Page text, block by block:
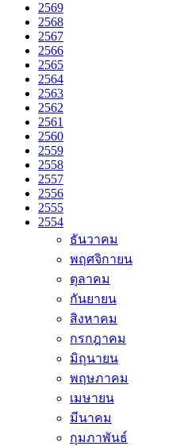
2569
2568
2567
2566
2565
2564
2563
2562
2561
2560
2559
2558
2557
2556
2555
2554
ธันวาคม
พฤศจิกายน
ตุลาคม
กันยายน
สิงหาคม
กรกฎาคม
มิถุนายน
พฤษภาคม
เมษายน
มีนาคม
กุมภาพันธ์